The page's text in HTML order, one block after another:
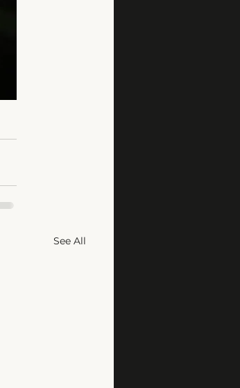
See All